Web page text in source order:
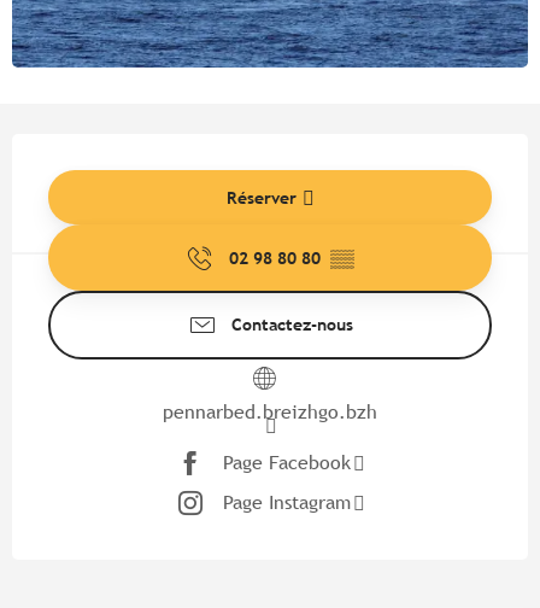
Réserver
02 98 80 80 ▒▒
Contactez-nous
pennarbed.breizhgo.bzh
Page Facebook
Page Instagram